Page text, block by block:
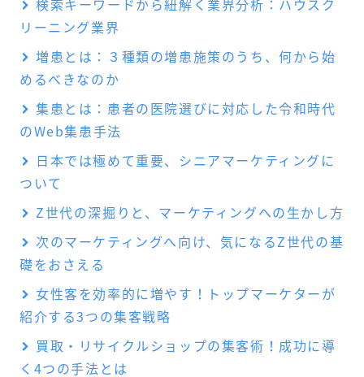
リーニング業界
増患とは：３種類の増患施策のうち、何から始
めるべきなのか
集患とは：患者の医院選びに対応した令和時代
のWeb集患手法
日本では極めて重要、シニアマーケティングに
ついて
Z世代の深掘りと、マーケティングへの生かし方
次のマーケティングへ向け、気になるZ世代の基
礎をおさえる
女性客を効率的に増やす！トップマーケターが
紹介する3つの集客戦略
買取・リサイクルショップの集客術！成功に導
く4つの手法とは